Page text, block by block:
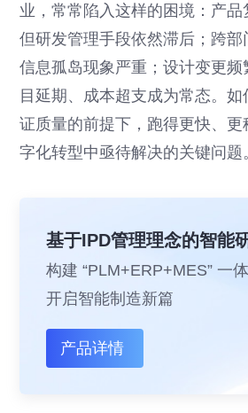
业，常常陷入这样的困境：产品
但研发管理手段依然滞后；跨部
信息孤岛现象严重；设计变更
目延期、成本超支成为常态。
证质量的前提下，跑得更快、
字化转型中亟待解决的关键问题
基于IPD管理理念的智能
构建 “PLM+ERP+MES” 一
开启智能制造新篇
产品详情